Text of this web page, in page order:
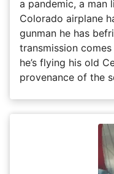
a pandemic, a man
Colorado airplane
gunman he has
transmission
he’s flying his old
provenance of the